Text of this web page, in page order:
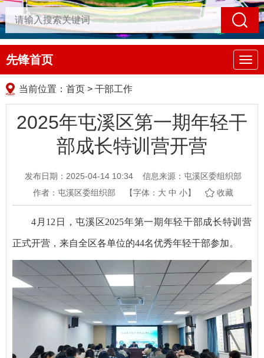
导
航
先锋首页
当前位置： 首页 > 干部工作
2025年屯溪区第一期年轻干
部成长特训营开营
发布日期：2025-04-14 10:34
信息来源：屯溪区委组织部
作者：屯溪区委组织部
【字体： 大 中 小】 收藏
4月12日，屯溪区2025年第一期年轻干部成长特训营
正式开营，来自全区各单位的44名优秀年轻干部参加。